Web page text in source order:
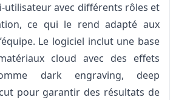
avec différents rôles et
ce qui le rend adapté aux
Le logiciel inclut une base
cloud avec des effets
dark engraving, deep
pour garantir des résultats de